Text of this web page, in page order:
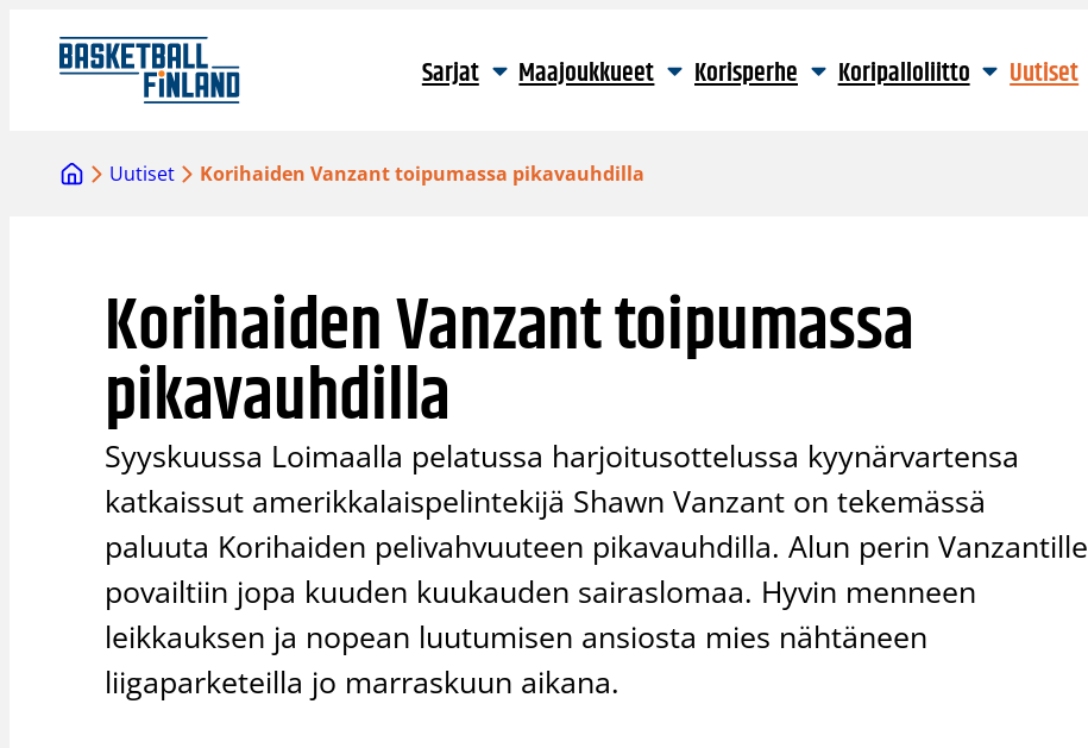
sisältöön
Sarjat Maajoukkueet Korisperhe Koripalloliitto Uutiset
Uutiset Korihaiden Vanzant toipumassa pikavauhdilla
Korihaiden Vanzant toipumassa
pikavauhdilla
Syyskuussa Loimaalla pelatussa harjoitusottelussa kyynärvartensa
katkaissut amerikkalaispelintekijä Shawn Vanzant on tekemässä
paluuta Korihaiden pelivahvuuteen pikavauhdilla. Alun perin Vanzantille
povailtiin jopa kuuden kuukauden sairaslomaa. Hyvin menneen
leikkauksen ja nopean luutumisen ansiosta mies nähtäneen
liigaparketeilla jo marraskuun aikana.